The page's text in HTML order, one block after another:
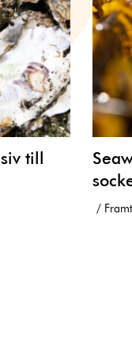
till